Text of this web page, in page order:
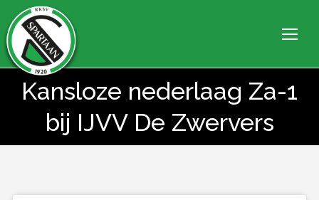
Kansloze nederlaag Za-1
bij IJVV De Zwervers